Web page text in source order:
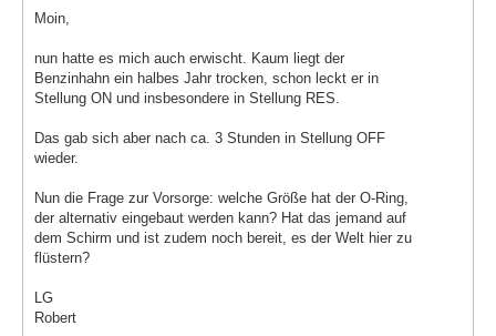
Moin,
nun hatte es mich auch erwischt. Kaum liegt der
Benzinhahn ein halbes Jahr trocken, schon leckt er in
Stellung ON und insbesondere in Stellung RES.
Das gab sich aber nach ca. 3 Stunden in Stellung OFF
wieder.
Nun die Frage zur Vorsorge: welche Größe hat der O-Ring,
der alternativ eingebaut werden kann? Hat das jemand auf
dem Schirm und ist zudem noch bereit, es der Welt hier zu
flüstern?
LG
Robert